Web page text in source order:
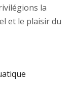
la
et le plaisir du